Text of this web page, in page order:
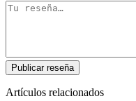
Artículos relacionados